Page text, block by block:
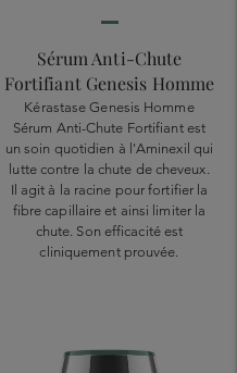
Sérum Anti-Chute
Fortifiant Genesis Homme
Kérastase Genesis Homme
Sérum Anti-Chute Fortifiant est
un soin quotidien à l'Aminexil qui
lutte contre la chute de cheveux.
Il agit à la racine pour fortifier la
fibre capillaire et ainsi limiter la
chute. Son efficacité est
cliniquement prouvée.